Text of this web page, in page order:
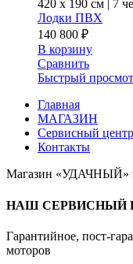
420 x 190 см 7
Лодки ПВХ
140 800 ₽
В корзину
Сравнить
Быстрый
Главная
МАГАЗИН
Сервисный центр
Контакты
Магазин «УДАЧНЫЙ»
НАШ СЕРВИСНЫЙ
Гарантийное, пост-
моторов